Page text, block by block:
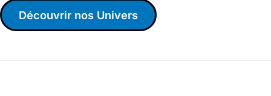
Découvrir nos Univers